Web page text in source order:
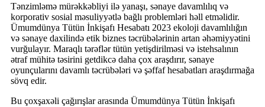
Tənzimləmə mürəkkəbliyi ilə yanaşı, sənaye davamlılıq və
korporativ sosial məsuliyyətlə bağlı problemləri həll etməlidir.
Ümumdünya Tütün İnkişafı Hesabatı 2023 ekoloji davamlılığın
və sənaye daxilində etik biznes təcrübələrinin artan əhəmiyyətini
vurğulayır. Maraqlı tərəflər tütün yetişdirilməsi və istehsalının
ətraf mühitə təsirini getdikcə daha çox araşdırır, sənaye
oyunçularını davamlı təcrübələri və şəffaf hesabatları araşdırmağa
sövq edir.
Bu çoxşaxəli çağırışlar arasında Ümumdünya Tütün İnkişafı